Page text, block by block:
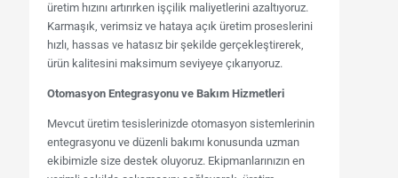
üretim hızını artırırken işçilik maliyetlerini azaltıyoruz.
Karmaşık, verimsiz ve hataya açık üretim proseslerini
hızlı, hassas ve hatasız bir şekilde gerçekleştirerek,
ürün kalitesini maksimum seviyeye çıkarıyoruz.
Otomasyon Entegrasyonu ve Bakım Hizmetleri
Mevcut üretim tesislerinizde otomasyon sistemlerinin
entegrasyonu ve düzenli bakımı konusunda uzman
ekibimizle size destek oluyoruz. Ekipmanlarınızın en